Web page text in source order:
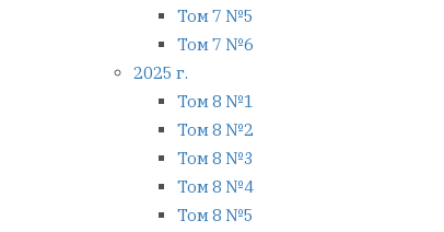
Том 7 №5
Том 7 №6
2025 г.
Том 8 №1
Том 8 №2
Том 8 №3
Том 8 №4
Том 8 №5